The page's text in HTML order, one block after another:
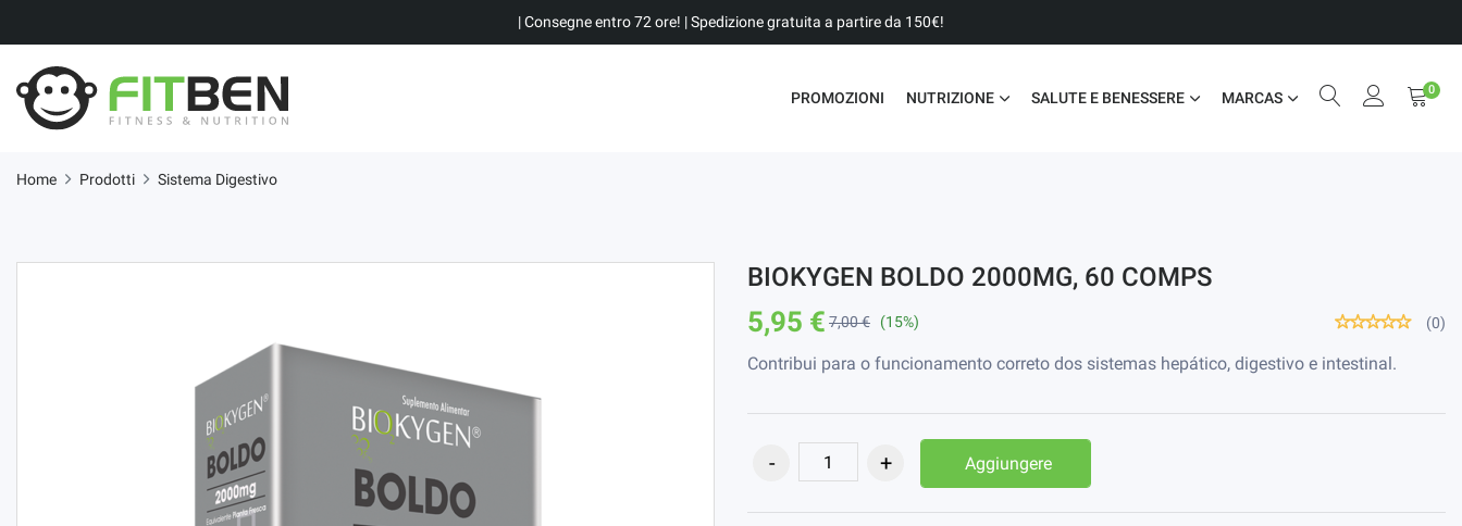
| Consegne entro 72 ore! | Spedizione gratuita a partire da 150€!
PROMOZIONI NUTRIZIONE SALUTE E BENESSERE MARCAS 0
Home Prodotti Sistema Digestivo
BIOKYGEN BOLDO 2000MG, 60 COMPS
5,95 € 7,00 € (15%) (0)
Contribui para o funcionamento correto dos sistemas hepático, digestivo e intestinal.
Aggiungere